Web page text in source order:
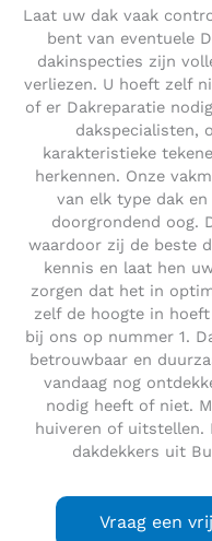
Laat uw dak vaak
bent van eventuele
dakinspecties zijn
verliezen. U hoeft zelf
of er Dakreparatie
dakspecialisten,
karakteristieke
herkennen. Onze
van elk type dak
doorgrondend oog.
waardoor zij de beste
kennis en laat hen
zorgen dat het in
zelf de hoogte in
bij ons op nummer 1.
betrouwbaar en
vandaag nog
nodig heeft of niet.
huiveren of uitstellen.
dakdekkers uit
Vraag een